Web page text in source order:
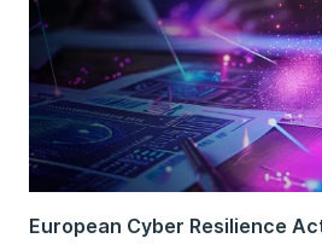
European Cyber Resilience